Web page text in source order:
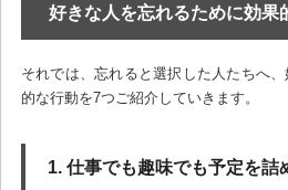
好きな人を忘れるために効果
それでは、忘れると選択した人たちへ
的な行動を7つご紹介していきます。
1. 仕事でも趣味でも予定を詰